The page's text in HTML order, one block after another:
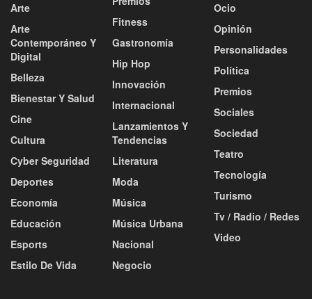
Arte
Arte
Contemporáneo Y
Digital
Belleza
Bienestar Y Salud
Cine
Cultura
Cyber Seguridad
Deportes
Economía
Educación
Esports
Estilo De Vida
Fitness
Gastronomía
Hip Hop
Innovación
Internacional
Lanzamientos Y
Tendencias
Literatura
Moda
Música
Música Urbana
Nacional
Negocio
Ocio
Opinión
Personalidades
Política
Premios
Sociales
Sociedad
Teatro
Tecnología
Turismo
Tv / Radio / Redes
Video